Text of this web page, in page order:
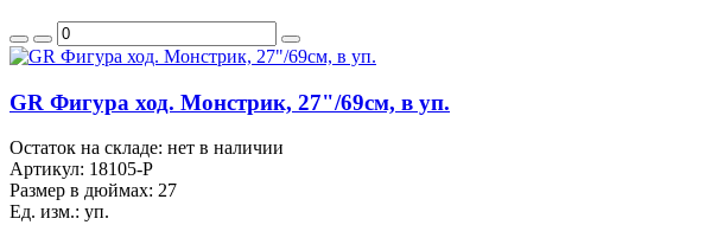
GR Фигура ход. Монстрик, 27"/69см, в уп.
Остаток на складе: нет в наличии
Артикул: 18105-P
Размер в дюймах: 27
Ед. изм.: уп.